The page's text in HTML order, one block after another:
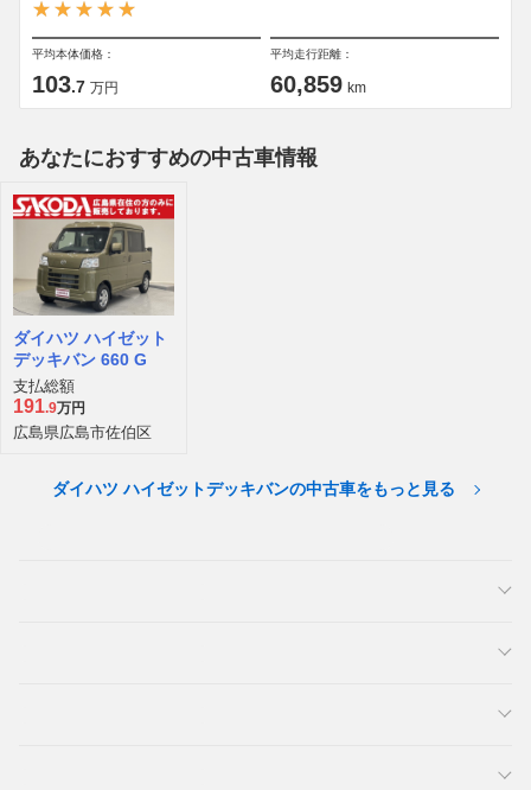
平均本体価格：
103.7 万円
平均走行距離：
60,859 km
あなたにおすすめの中古車情報
ダイハツ ハイゼット
デッキバン 660 G
支払総額
191.9万円
広島県広島市佐伯区
ダイハツ ハイゼットデッキバンの中古車をもっと見る